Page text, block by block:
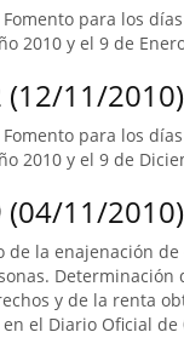
para los
2010 y el 9 de
(12/11/2010)
para los
2010 y el 9 de
(04/11/2010)
la enajenación de
Determinación
y de la renta
el Diario Oficial de